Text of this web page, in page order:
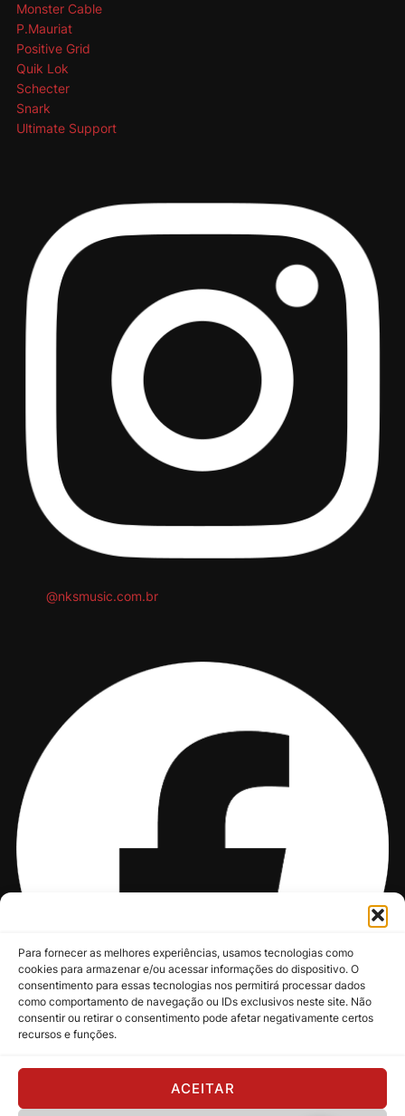
Para fornecer as melhores experiências, usamos tecnologias como
cookies para armazenar e/ou acessar informações do dispositivo. O
consentimento para essas tecnologias nos permitirá processar dados
como comportamento de navegação ou IDs exclusivos neste site. Não
consentir ou retirar o consentimento pode afetar negativamente certos
recursos e funções.
ACEITAR
Monster Cable
P.Mauriat
Positive Grid
Quik Lok
Schecter
Snark
Ultimate Support
@nksmusic.com.br